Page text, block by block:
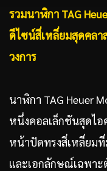
รวมนาฬิกา TAG
ดีไซน์สี่เหลี่ยมสุดคล
วงการ
นาฬิกา TAG Heuer
หนึ่งคอลเล็กชันสุดไอ
หน้าปัดทรงสี่เหลี่ยมที่
และเอกลักษณ์เฉพาะ